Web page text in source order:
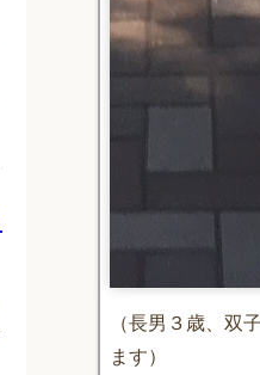
（長男３歳、双
ます）